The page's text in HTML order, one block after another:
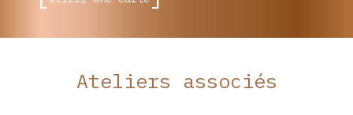
Ateliers associés